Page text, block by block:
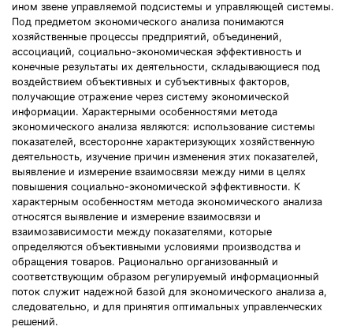
ином звене управляемой подсистемы и управляющей системы.
Под предметом экономического анализа понимаются
хозяйственные процессы предприятий, объединений,
ассоциаций, социально-экономическая эффективность и
конечные результаты их деятельности, складывающиеся под
воздействием объективных и субъективных факторов,
получающие отражение через систему экономической
информации. Характерными особенностями метода
экономического анализа являются: использование системы
показателей, всесторонне характеризующих хозяйственную
деятельность, изучение причин изменения этих показателей,
выявление и измерение взаимосвязи между ними в целях
повышения социально-экономической эффективности. К
характерным особенностям метода экономического анализа
относятся выявление и измерение взаимосвязи и
взаимозависимости между показателями, которые
определяются объективными условиями производства и
обращения товаров. Рационально организованный и
соответствующим образом регулируемый информационный
поток служит надежной базой для экономического анализа а,
следовательно, и для принятия оптимальных управленческих
решений.